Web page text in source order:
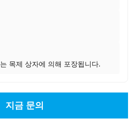
목제 상자에 의해 포장됩니다.
지금 문의